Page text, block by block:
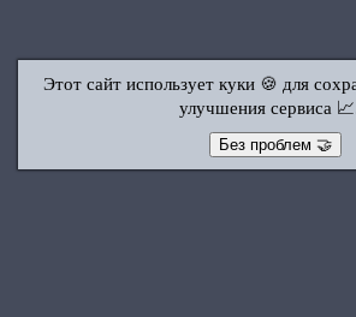
Этот сайт использует куки 🍪 для
улучшения сервиса
Без проблем 🤝